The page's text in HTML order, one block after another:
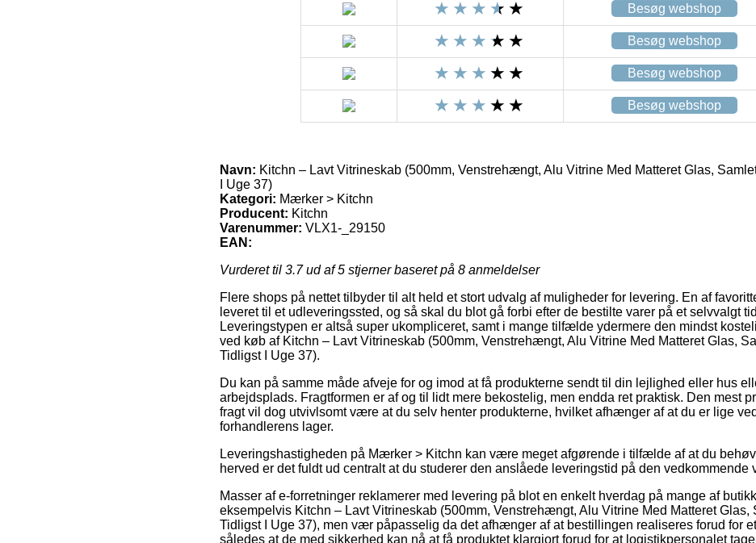
Besøg webshop
Besøg webshop
Besøg webshop
Besøg webshop
Navn: Kitchn – Lavt Vitrineskab (500mm, Venstrehængt, Alu Vitrine Med Matteret Glas,
I Uge 37)
Kategori: Mærker > Kitchn
Producent: Kitchn
Varenummer: VLX1-_29150
EAN:
Vurderet til 3.7ud af 5 stjerner baseret på 8 anmeldelser
Flere shops på nettet tilbyder til alt held et stort udvalg af muligheder for levering. En af
leveret til et udleveringssted, og så skal du blot gå forbi efter de bestilte varer på et selvvalgt
Leveringstypen er altså super ukompliceret, samt i mange tilfælde ydermere den mindst
ved køb af Kitchn – Lavt Vitrineskab (500mm, Venstrehængt, Alu Vitrine Med Matteret Glas,
Tidligst I Uge 37).
Du kan på samme måde afveje for og imod at få produkterne sendt til din lejlighed eller hus
arbejdsplads. Fragtformen er af og til lidt mere bekostelig, men endda ret praktisk. Den mest
fragt vil dog utvivlsomt være at du selv henter produkterne, hvilket afhænger af at du er lige
forhandlerens lager.
Leveringshastigheden på Mærker > Kitchn kan være meget afgørende i tilfælde af at du
herved er det fuldt ud centralt at du studerer den anslåede leveringstid på den vedkommende
Masser af e-forretninger reklamerer med levering på blot en enkelt hverdag på mange af
eksempelvis Kitchn – Lavt Vitrineskab (500mm, Venstrehængt, Alu Vitrine Med Matteret Glas,
Tidligst I Uge 37), men vær påpasselig da det afhænger af at bestillingen realiseres forud for
således at de med sikkerhed kan nå at få produktet klargjort forud for at logistikpersonalet